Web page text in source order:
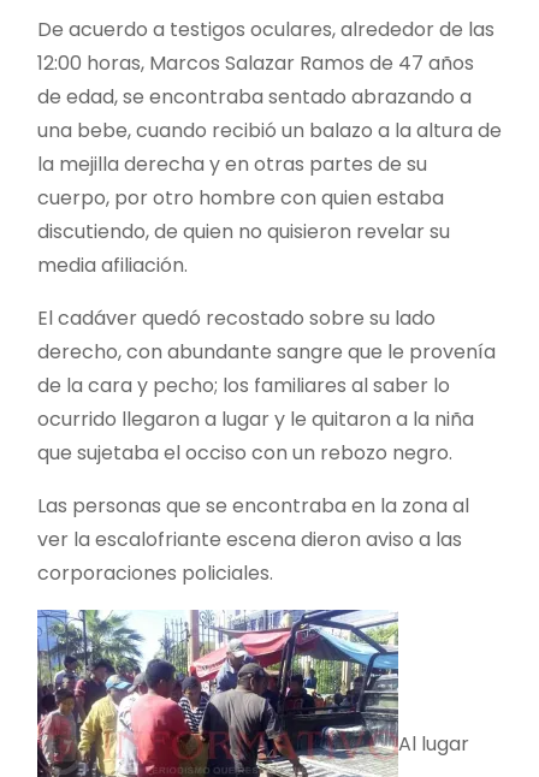
De acuerdo a testigos oculares, alrededor de las
12:00 horas, Marcos Salazar Ramos de 47 años
de edad, se encontraba sentado abrazando a
una bebe, cuando recibió un balazo a la altura de
la mejilla derecha y en otras partes de su
cuerpo, por otro hombre con quien estaba
discutiendo, de quien no quisieron revelar su
media afiliación.
El cadáver quedó recostado sobre su lado
derecho, con abundante sangre que le provenía
de la cara y pecho; los familiares al saber lo
ocurrido llegaron a lugar y le quitaron a la niña
que sujetaba el occiso con un rebozo negro.
Las personas que se encontraba en la zona al
ver la escalofriante escena dieron aviso a las
corporaciones policiales.
Al lugar